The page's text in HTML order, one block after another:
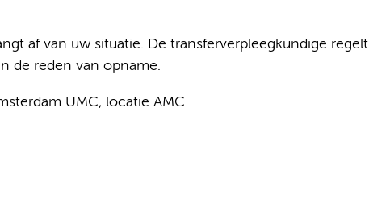
af van uw situatie. De transferverpleegkundige regelt
de reden van opname.
UMC, locatie AMC